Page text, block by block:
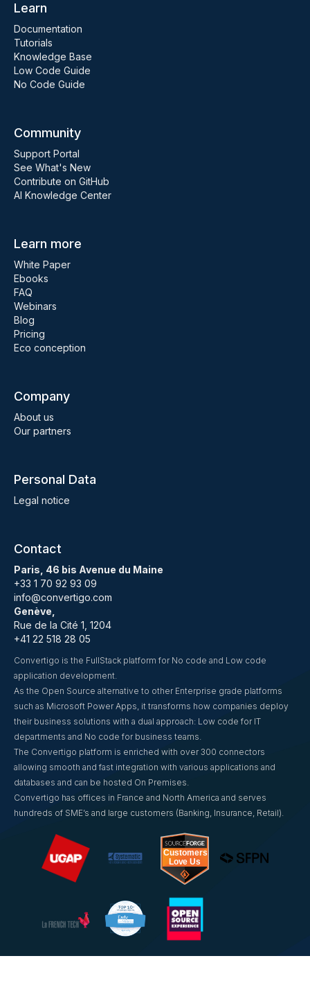
Learn
Documentation
Tutorials
Knowledge Base
Low Code Guide
No Code Guide
Community
Support Portal
See What's New
Contribute on GitHub
AI Knowledge Center
Learn more
White Paper
Ebooks
FAQ
Webinars
Blog
Pricing
Eco conception
Company
About us
Our partners
Personal Data
Legal notice
Contact
Paris, 46 bis Avenue du Maine
+33 1 70 92 93 09
info@convertigo.com
Genève,
Rue de la Cité 1, 1204
+41 22 518 28 05
Convertigo is the FullStack platform for No code and Low code
application development.
As the Open Source alternative to other Enterprise grade platforms
such as Microsoft Power Apps, it transforms how companies deploy
their business solutions with a dual approach: Low code for IT
departments and No code for business teams.
The Convertigo platform is enriched with over 300 connectors
allowing smooth and fast integration with various applications and
databases and can be hosted On Premises.
Convertigo has offices in France and North America and serves
hundreds of SME’s and large customers (Banking, Insurance, Retail).